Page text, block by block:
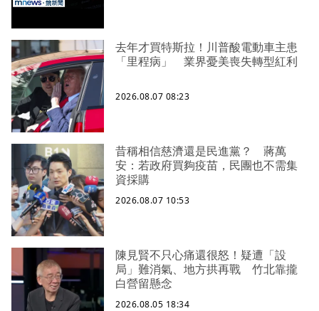
去年才買特斯拉！川普酸電動車主患
「里程病」 業界憂美喪失轉型紅利
2026.08.07 08:23
昔稱相信慈濟還是民進黨？ 蔣萬
安：若政府買夠疫苗，民團也不需集
資採購
2026.08.07 10:53
陳見賢不只心痛還很怒！疑遭「設
局」難消氣、地方拱再戰 竹北靠攏
白營留懸念
2026.08.05 18:34